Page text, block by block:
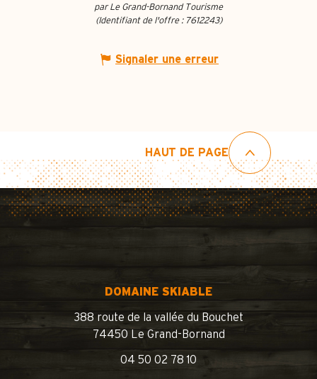
par Le Grand-Bornand Tourisme
(Identifiant de l'offre : 7612243)
Signaler une erreur
HAUT DE PAGE
DOMAINE SKIABLE
388 route de la vallée du Bouchet
74450 Le Grand-Bornand
04 50 02 78 10